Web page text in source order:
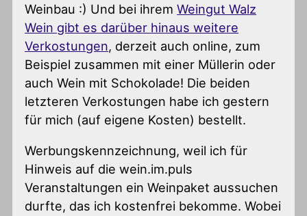
Weinbau :) Und bei ihremWeingut Walz
Wein gibt es darüber hinaus weitere
Verkostungen, derzeit auch online, zum
Beispiel zusammen mit einer Müllerin oder
auch Wein mit Schokolade! Die beiden
letzteren Verkostungen habe ich gestern
für mich (auf eigene Kosten) bestellt.
Werbungskennzeichnung, weil ich für
Hinweis auf die wein.im.puls
Veranstaltungen ein Weinpaket aussuchen
durfte, das ich kostenfrei bekomme. Wobei